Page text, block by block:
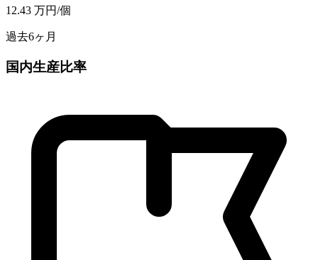
12.43 万円/個
過去6ヶ月
国内生産比率